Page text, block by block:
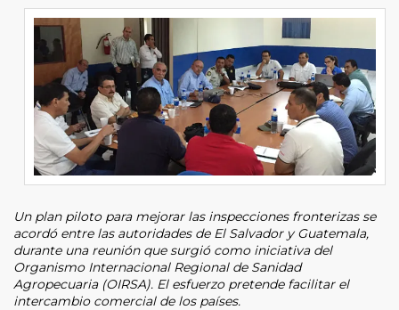
Un plan piloto para mejorar las inspecciones fronterizas se
acordó entre las autoridades de El Salvador y Guatemala,
durante una reunión que surgió como iniciativa del
Organismo Internacional Regional de Sanidad
Agropecuaria (OIRSA). El esfuerzo pretende facilitar el
intercambio comercial de los países.